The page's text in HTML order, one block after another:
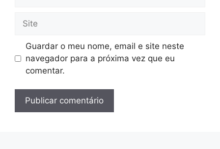
Guardar o meu nome, email e site neste
navegador para a próxima vez que eu
comentar.